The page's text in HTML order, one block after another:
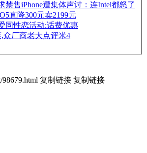
禁售iPhone遭集体声讨：连Intel都怒了
直降300元卖2199元
同性恋活动:话费优惠
众厂商老大点评米4
复制链接 复制链接